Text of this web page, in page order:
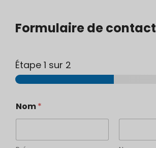
Formulaire de contact
Étape 1 sur 2
Nom*